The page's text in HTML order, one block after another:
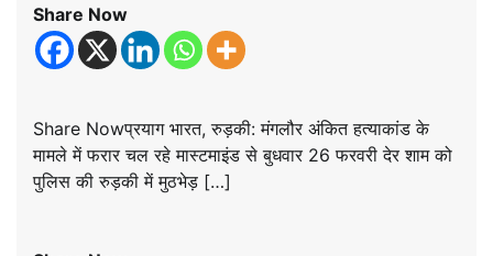
Share Now
Share Nowप्रयाग भारत, रुड़की: मंगलौर अंकित हत्याकांड के
मामले में फरार चल रहे मास्टमाइंड से बुधवार 26 फरवरी देर शाम को
पुलिस की रुड़की में मुठभेड़ […]